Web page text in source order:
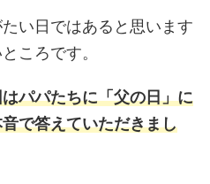
い日ではあると思います
ころです。
パパたちに「父の日」に
で答えていただきまし